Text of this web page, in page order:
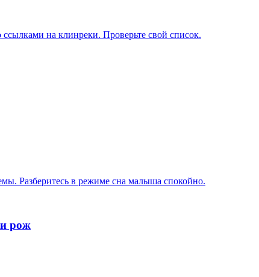
на клинреки. Проверьте свой список.
Разберитесь в режиме сна малыша спокойно.
рож